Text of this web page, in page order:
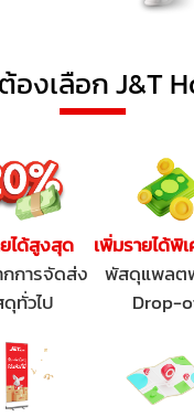
องเลือก J&T
ได้สูงสุด
กการจัดส่ง
ทั่วไป
เพิ่มรายได้พิ
พัสดุแพลต
Drop-